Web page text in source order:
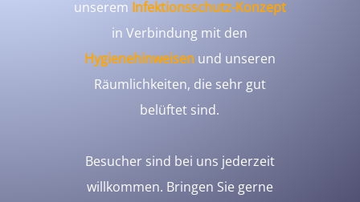
unserem Infektionsschutz-Konzept
in Verbindung mit den
Hygienehinweisenund unseren
Räumlichkeiten, die sehr gut
belüftet sind.
Besucher sind bei uns jederzeit
willkommen. Bringen Sie gerne